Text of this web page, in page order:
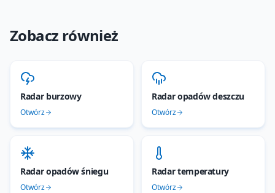
Zobacz również
Radar burzowy
Otwórz
Radar opadów deszczu
Otwórz
Radar opadów śniegu
Otwórz
Radar temperatury
Otwórz